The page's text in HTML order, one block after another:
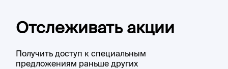
Отслеживать акции
Получить доступ к специальным
предложениям раньше других